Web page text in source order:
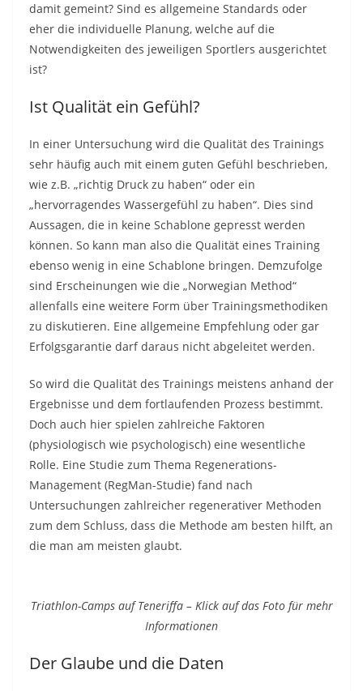
damit gemeint? Sind es allgemeine Standards oder
eher die individuelle Planung, welche auf die
Notwendigkeiten des jeweiligen Sportlers ausgerichtet
ist?
Ist Qualität ein Gefühl?
In einer Untersuchung wird die Qualität des Trainings
sehr häufig auch mit einem guten Gefühl beschrieben,
wie z.B. „richtig Druck zu haben“ oder ein
„hervorragendes Wassergefühl zu haben“. Dies sind
Aussagen, die in keine Schablone gepresst werden
können. So kann man also die Qualität eines Training
ebenso wenig in eine Schablone bringen. Demzufolge
sind Erscheinungen wie die „Norwegian Method“
allenfalls eine weitere Form über Trainingsmethodiken
zu diskutieren. Eine allgemeine Empfehlung oder gar
Erfolgsgarantie darf daraus nicht abgeleitet werden.
So wird die Qualität des Trainings meistens anhand der
Ergebnisse und dem fortlaufenden Prozess bestimmt.
Doch auch hier spielen zahlreiche Faktoren
(physiologisch wie psychologisch) eine wesentliche
Rolle. Eine Studie zum Thema Regenerations-
Management (RegMan-Studie) fand nach
Untersuchungen zahlreicher regenerativer Methoden
zum dem Schluss, dass die Methode am besten hilft, an
die man am meisten glaubt.
Triathlon-Camps auf Teneriffa – Klick auf das Foto für mehr
Informationen
Der Glaube und die Daten